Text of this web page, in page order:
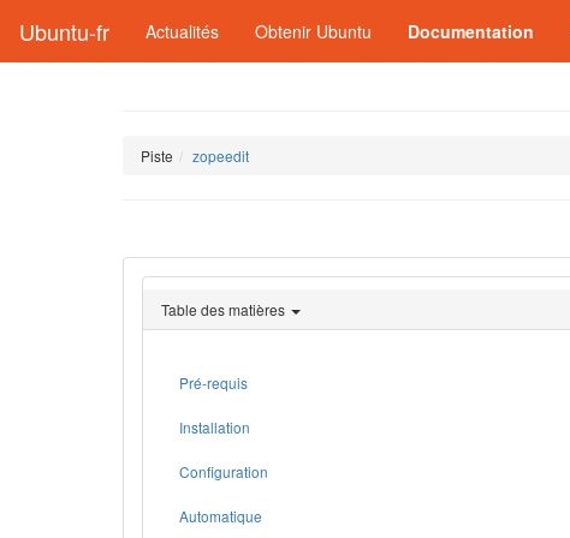
Ubuntu-fr Actualités Obtenir Ubuntu Documentation
Piste zopeedit
Table des matières
Pré-requis
Installation
Configuration
Automatique